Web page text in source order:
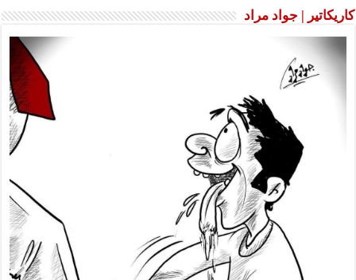
كاريكاتير | جواد مراد